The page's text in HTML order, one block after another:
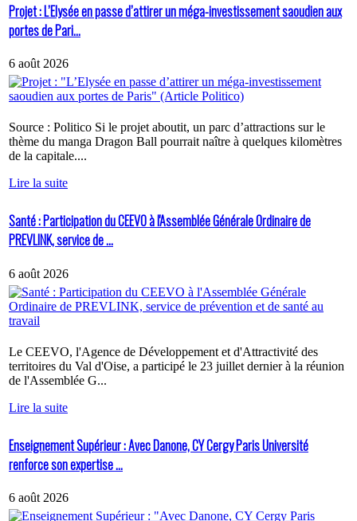
Projet : L’Elysée en passe d’attirer un méga-investissement saoudien aux
portes de Pari...
6 août 2026
Source : Politico Si le projet aboutit, un parc d’attractions sur le
thème du manga Dragon Ball pourrait naître à quelques kilomètres
de la capitale....
Lire la suite
Santé : Participation du CEEVO à l'Assemblée Générale Ordinaire de
PREVLINK, service de ...
6 août 2026
Le CEEVO, l'Agence de Développement et d'Attractivité des
territoires du Val d'Oise, a participé le 23 juillet dernier à la réunion
de l'Assemblée G...
Lire la suite
Enseignement Supérieur : Avec Danone, CY Cergy Paris Université
renforce son expertise ...
6 août 2026